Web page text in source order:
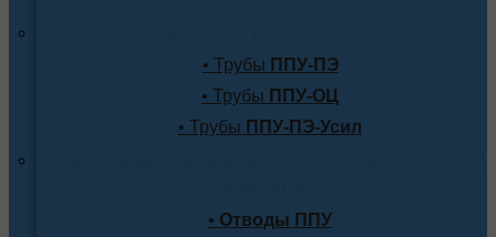
• Трубы ППУ-ПЭ
• Трубы ППУ-ОЦ
• Трубы ППУ-ПЭ-Усил
• Отводы ППУ